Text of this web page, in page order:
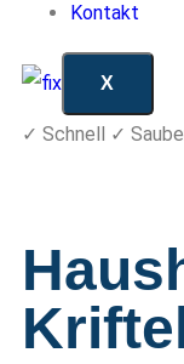
Kontakt
X
✓ Schnell ✓
Kriftel